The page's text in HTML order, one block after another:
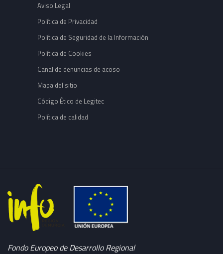
Aviso Legal
Política de Privacidad
Política de Seguridad de la Información
Política de Cookies
Canal de denuncias de acoso
Mapa del sitio
Código Ético de Legitec
Política de calidad
Fondo Europeo de Desarrollo Regional